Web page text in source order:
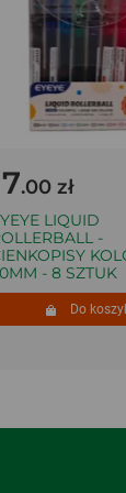
.00 zł
LIQUID
-
- 8 SZTUK
Do koszyka